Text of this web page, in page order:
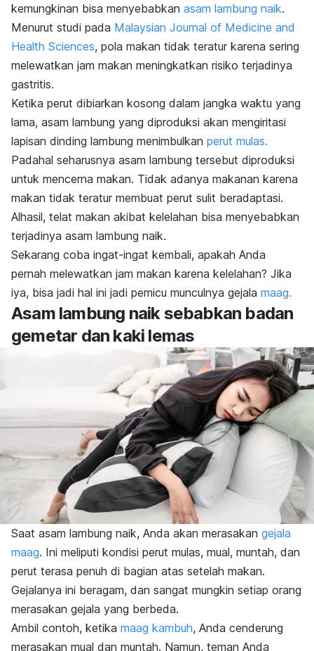
kemungkinan bisa menyebabkan asam lambung naik.
Menurut studi pada Malaysian Journal of Medicine and
Health Sciences, pola makan tidak teratur karena sering
melewatkan jam makan meningkatkan risiko terjadinya
gastritis.
Ketika perut dibiarkan kosong dalam jangka waktu yang
lama, asam lambung yang diproduksi akan mengiritasi
lapisan dinding lambung menimbulkan perut mulas.
Padahal seharusnya asam lambung tersebut diproduksi
untuk mencerna makan. Tidak adanya makanan karena
makan tidak teratur membuat perut sulit beradaptasi.
Alhasil, telat makan akibat kelelahan bisa menyebabkan
terjadinya asam lambung naik.
Sekarang coba ingat-ingat kembali, apakah Anda
pernah melewatkan jam makan karena kelelahan? Jika
iya, bisa jadi hal ini jadi pemicu munculnya gejala maag.
Asam lambung naik sebabkan badan
gemetar dan kaki lemas
Saat asam lambung naik, Anda akan merasakan gejala
maag. Ini meliputi kondisi perut mulas, mual, muntah, dan
perut terasa penuh di bagian atas setelah makan.
Gejalanya ini beragam, dan sangat mungkin setiap orang
merasakan gejala yang berbeda.
Ambil contoh, ketika maag kambuh, Anda cenderung
merasakan mual dan muntah. Namun, teman Anda